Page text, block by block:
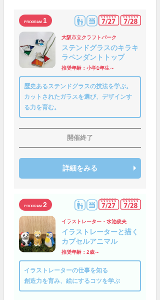
1
大阪市立クラフトパーク
ステンドグラスのキラキ
ラペンダントトップ
推奨年齢：小学1年生～
歴史あるステンドグラスの技法を学ぶ。
カットされたガラスを選び、デザインす
る力を育む。
開催終了
詳細をみる
2
イラストレーター・水池俊夫
イラストレーターと描く
カプセルアニマル
推奨年齢：2歳～
イラストレーターの仕事を知る
創造力を育み、絵にするコツを学ぶ